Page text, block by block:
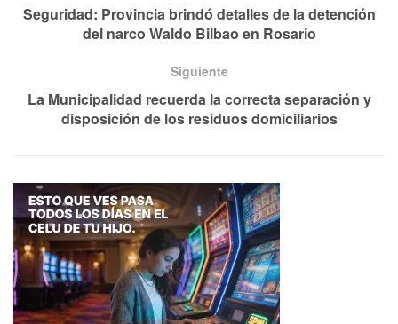
Seguridad: Provincia brindó detalles de la detención
del narco Waldo Bilbao en Rosario
Siguiente
La Municipalidad recuerda la correcta separación y
disposición de los residuos domiciliarios